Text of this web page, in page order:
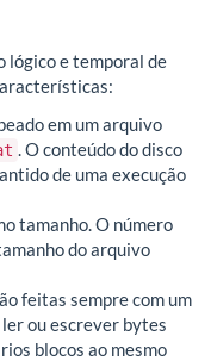
lógico e temporal de
em um arquivo
. O conteúdo do disco
de uma execução
tamanho. O número
do arquivo
feitas sempre com um
ler ou escrever bytes
blocos ao mesmo